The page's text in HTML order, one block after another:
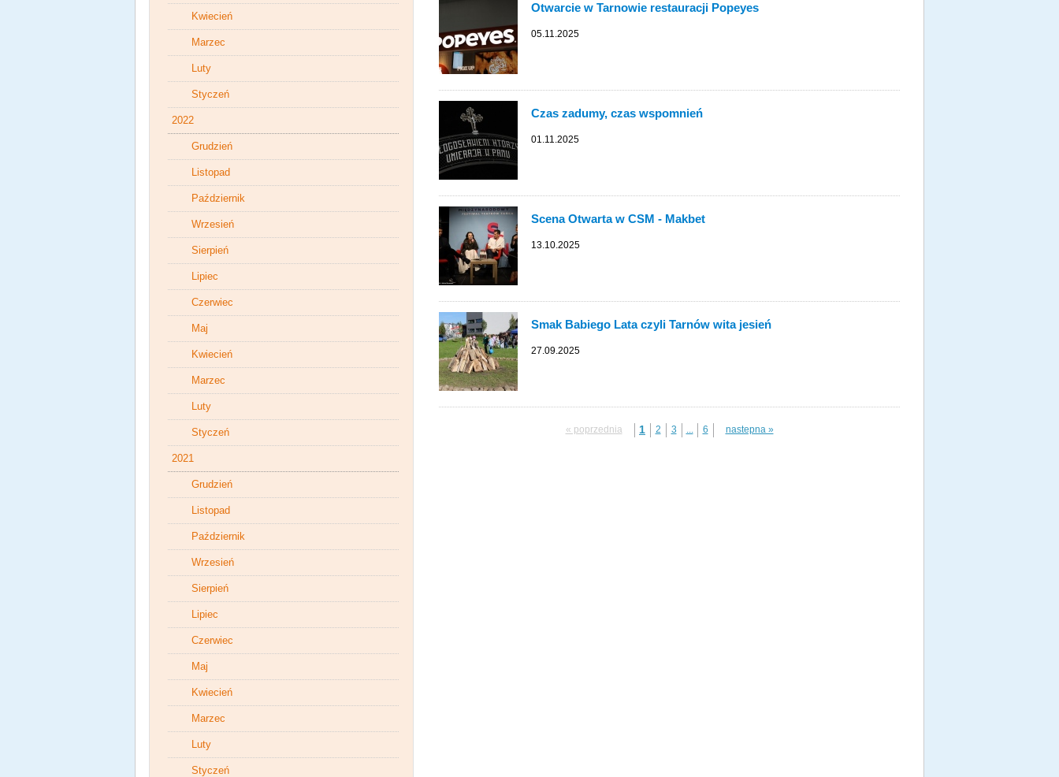
Otwarcie w Tarnowie restauracji Popeyes
05.11.2025
Czas zadumy, czas wspomnień
01.11.2025
Scena Otwarta w CSM - Makbet
13.10.2025
Smak Babiego Lata czyli Tarnów wita jesień
27.09.2025
« poprzednia 1 2 3 ... 6 nastepna »
Kwiecień
Marzec
Luty
Styczeń
2022
Grudzień
Listopad
Październik
Wrzesień
Sierpień
Lipiec
Czerwiec
Maj
Kwiecień
Marzec
Luty
Styczeń
2021
Grudzień
Listopad
Październik
Wrzesień
Sierpień
Lipiec
Czerwiec
Maj
Kwiecień
Marzec
Luty
Styczeń